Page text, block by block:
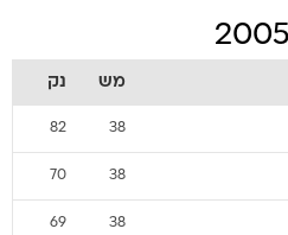
מש נק
38
82
38
70
38
69